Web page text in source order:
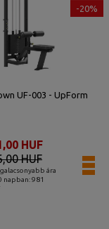
-20%
UF-003 - UpForm
ára
napban: 981
HUF
HUF